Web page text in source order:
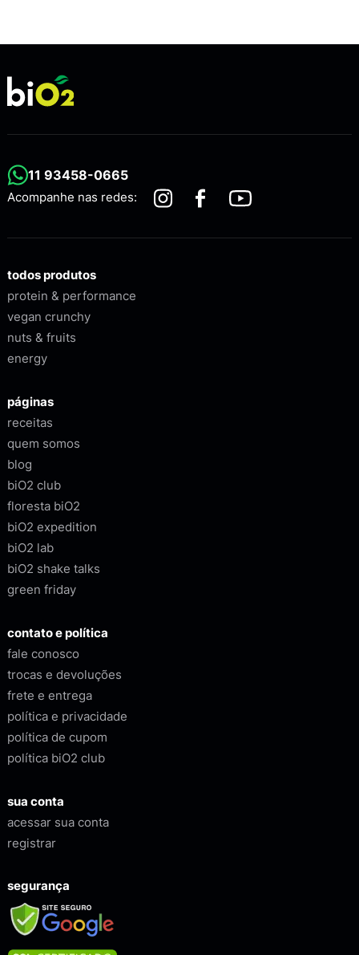
11 93458-0665
Acompanhe nas redes:
todos produtos
protein & performance
vegan crunchy
nuts & fruits
energy
páginas
receitas
quem somos
blog
biO2 club
floresta biO2
biO2 expedition
biO2 lab
biO2 shake talks
green friday
contato e política
fale conosco
trocas e devoluções
frete e entrega
política e privacidade
política de cupom
política biO2 club
sua conta
acessar sua conta
registrar
segurança